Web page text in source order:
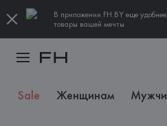
В приложении FH.BY еще
товары вашей мечты
Sale Женщинам